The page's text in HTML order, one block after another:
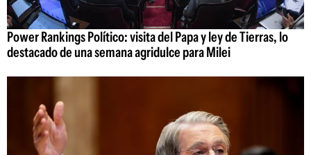
Power Rankings Político: visita del Papa y ley de Tierras, lo
destacado de una semana agridulce para Milei